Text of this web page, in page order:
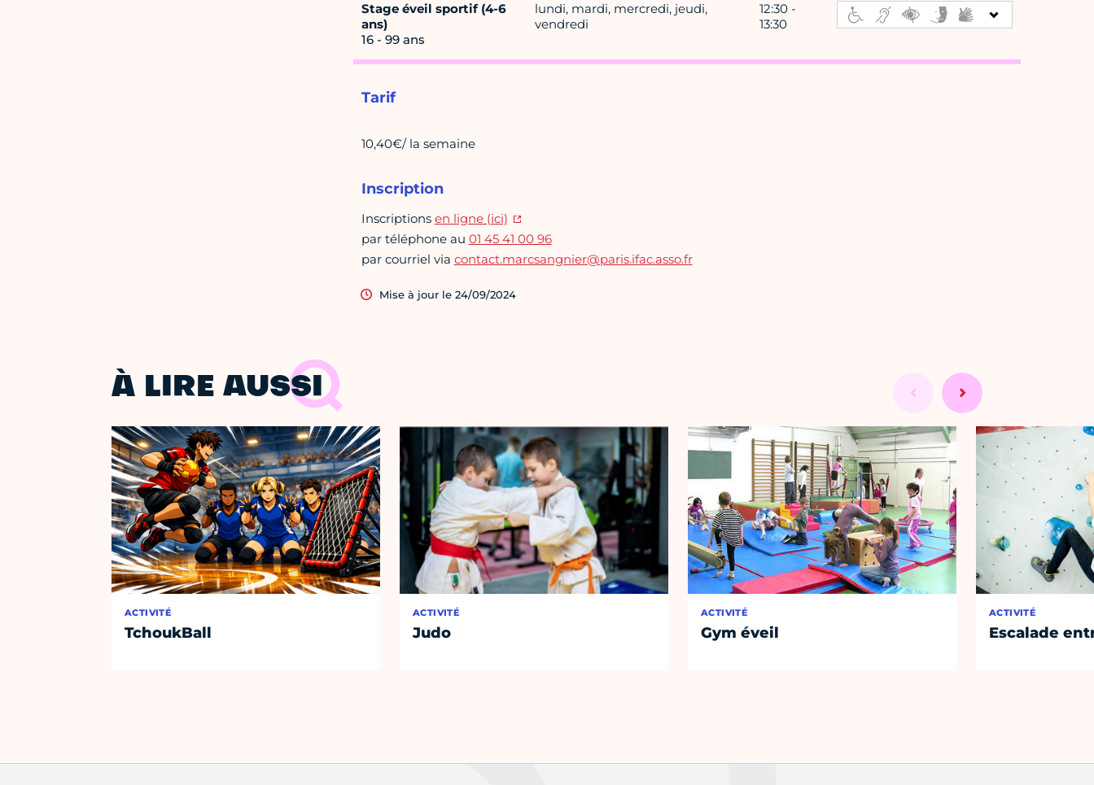
Stage éveil sportif (4-6
ans)
16 - 99 ans
lundi, mardi, mercredi, jeudi,
vendredi
12:30 -
13:30
Tarif
10,40€/ la semaine
Inscription
Inscriptions en ligne (ici)
par téléphone au 01 45 41 00 96
par courriel via contact.marcsangnier@paris.ifac.asso.fr
Mise à jour le 24/09/2024
À LIRE AUSSI
ACTIVITÉ
TchoukBall
ACTIVITÉ
Judo
ACTIVITÉ
Gym éveil
ACTIVITÉ
Escalade